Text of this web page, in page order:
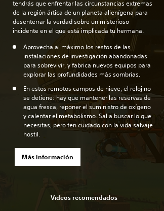
tendrás que enfrentar las circunstancias extremas
de la región ártica de un planeta alienígena para
desenterrar la verdad sobre un misterioso
incidente en el que está implicada tu hermana.
Aprovecha al máximo los restos de las
instalaciones de investigación abandonadas
para sobrevivir, y fabrica nuevos equipos para
explorar las profundidades más sombrías.
En estos remotos campos de nieve, el reloj no
se detiene: hay que mantener las reservas de
agua fresca, reponer el suministro de oxígeno
y calentar el metabolismo. Sal a buscar lo que
necesitas, pero ten cuidado con la vida salvaje
hostil.
Más información
Videos recomendados